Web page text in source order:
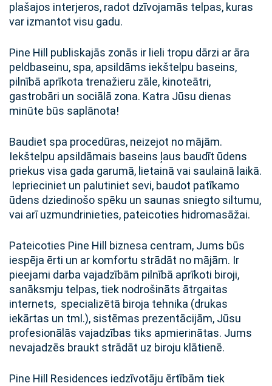
plašajos interjeros, radot dzīvojamās telpas, kuras
var izmantot visu gadu.
Pine Hill publiskajās zonās ir lieli tropu dārzi ar āra
peldbaseinu, spa, apsildāms iekštelpu baseins,
pilnībā aprīkota trenažieru zāle, kinoteātri,
gastrobāri un sociālā zona. Katra Jūsu dienas
minūte būs saplānota!
Baudiet spa procedūras, neizejot no mājām.
Iekštelpu apsildāmais baseins ļaus baudīt ūdens
priekus visa gada garumā, lietainā vai saulainā laikā.
Ieprieciniet un palutiniet sevi, baudot patīkamo
ūdens dziedinošo spēku un saunas sniegto siltumu,
vai arī uzmundrinieties, pateicoties hidromasāžai.
Pateicoties Pine Hill biznesa centram, Jums būs
iespēja ērti un ar komfortu strādāt no mājām. Ir
pieejami darba vajadzībām pilnībā aprīkoti biroji,
sanāksmju telpas, tiek nodrošināts ātrgaitas
internets, specializētā biroja tehnika (drukas
iekārtas un tml.), sistēmas prezentācijām, Jūsu
profesionālās vajadzības tiks apmierinātas. Jums
nevajadzēs braukt strādāt uz biroju klātienē.
Pine Hill Residences iedzīvotāju ērtībām tiek